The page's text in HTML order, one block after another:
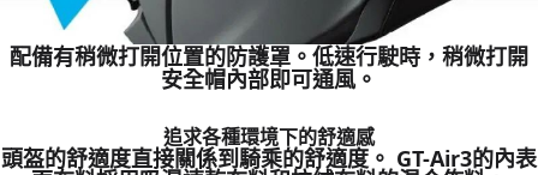
配備有稍微打開位置的防護罩。低速行駛時，稍微打開
安全帽內部即可通風。
追求各種環境下的舒適感
頭盔的舒適度直接關係到騎乘的舒適度。 GT-Air3的內表